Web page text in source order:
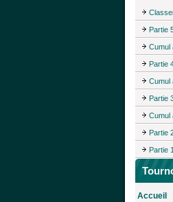
Partie
Cumul
Partie
Cumul
Partie
Cumul
Partie
Partie 1
Accueil